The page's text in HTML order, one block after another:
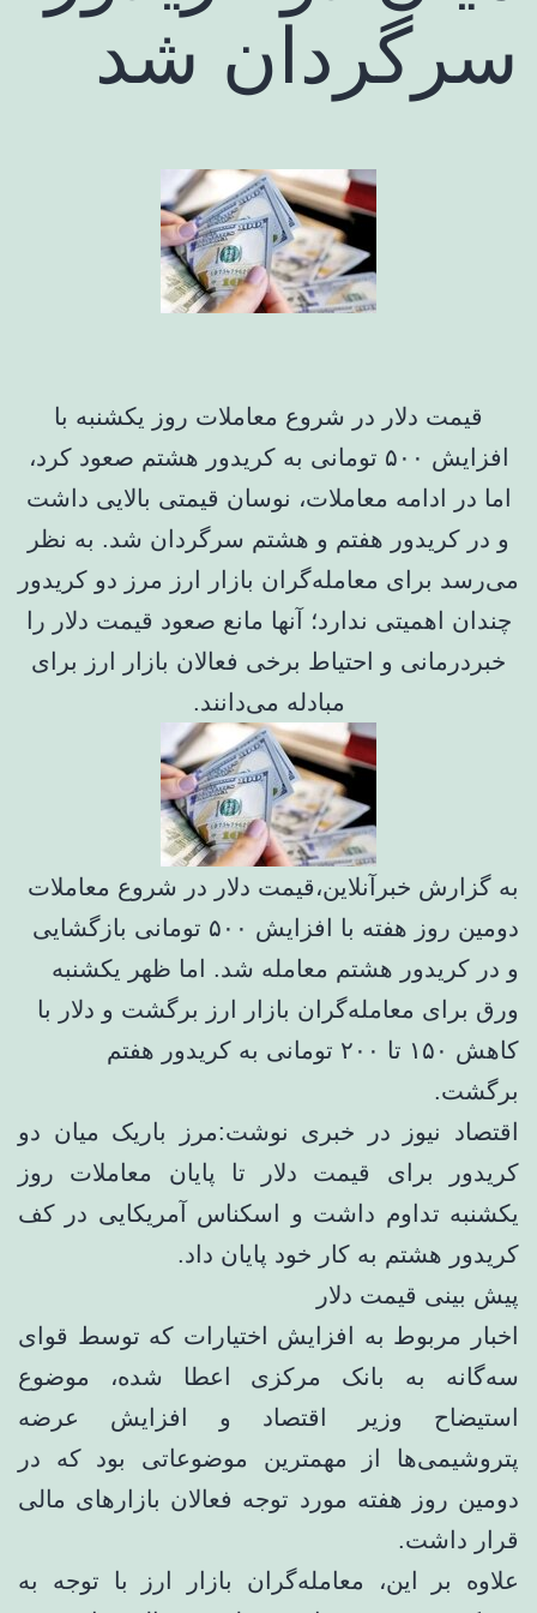
سرگردان شد
قیمت دلار در شروع معاملات روز یکشنبه با
افزایش ۵۰۰ تومانی به کریدور هشتم صعود کرد،
اما در ادامه معاملات، نوسان قیمتی بالایی داشت
و در کریدور هفتم و هشتم سرگردان شد. به نظر
می‌رسد برای معامله‌گران بازار ارز مرز دو کریدور
چندان اهمیتی ندارد؛ آنها مانع صعود قیمت دلار را
خبردرمانی و احتیاط برخی فعالان بازار ارز برای
مبادله می‌دانند.
به گزارش خبرآنلاین،قیمت دلار در شروع معاملات
دومین روز هفته با افزایش ۵۰۰ تومانی بازگشایی
و در کریدور هشتم معامله شد. اما ظهر یکشنبه
ورق برای معامله‌گران بازار ارز برگشت و دلار با
کاهش ۱۵۰ تا ۲۰۰ تومانی به کریدور هفتم
برگشت.
اقتصاد نیوز در خبری نوشت:مرز باریک میان دو
کریدور برای قیمت دلار تا پایان معاملات روز
یکشنبه تداوم داشت و اسکناس آمریکایی در کف
کریدور هشتم به کار خود پایان داد.
پیش بینی قیمت دلار
اخبار مربوط به افزایش اختیارات که توسط قوای
سه‌گانه به بانک مرکزی اعطا شده، موضوع
استیضاح وزیر اقتصاد و افزایش عرضه
پتروشیمی‌ها از مهمترین موضوعاتی بود که در
دومین روز هفته مورد توجه فعالان بازارهای مالی
قرار داشت.
علاوه بر این، معامله‌گران بازار ارز با توجه به